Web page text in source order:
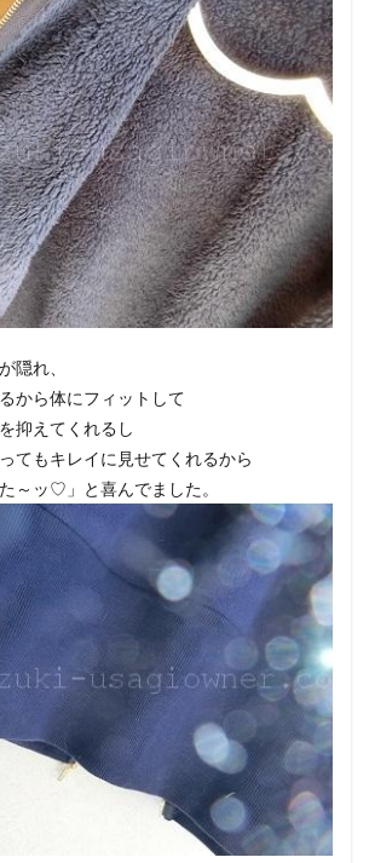
隠れ、
から体にフィットして
抑えてくれるし
てもキレイに見せてくれるから
～ッ♡」と喜んでました。